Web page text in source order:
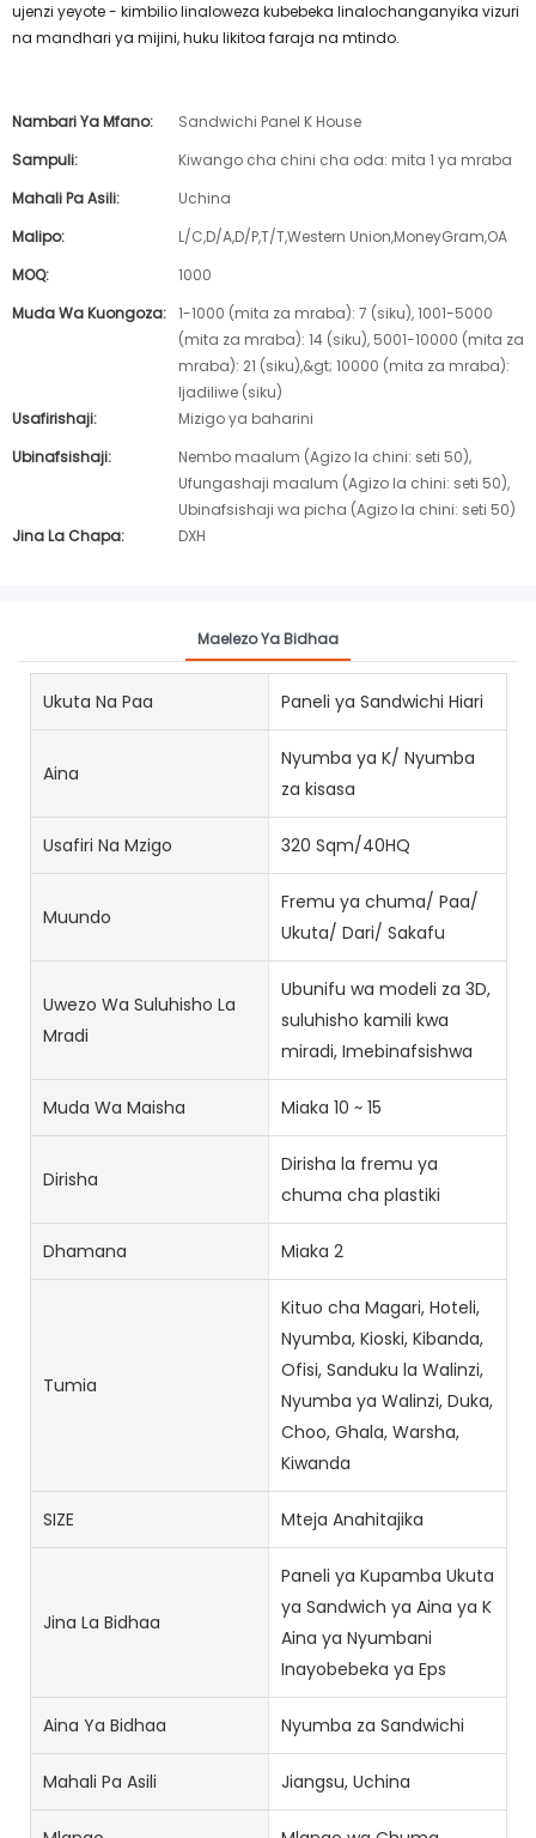
ujenzi yeyote - kimbilio linaloweza kubebeka linalochanganyika vizuri
na mandhari ya mijini, huku likitoa faraja na mtindo.
Nambari Ya Mfano:
Sandwichi Panel K House
Sampuli:
Kiwango cha chini cha oda: mita 1 ya mraba
Mahali Pa Asili:
Uchina
Malipo:
L/C,D/A,D/P,T/T,Western Union,MoneyGram,OA
MOQ:
1000
Muda Wa Kuongoza: 1-1000 (mita za mraba): 7 (siku), 1001-5000
(mita za mraba): 14 (siku), 5001-10000 (mita za
mraba): 21 (siku),&gt; 10000 (mita za mraba):
Ijadiliwe (siku)
Usafirishaji:
Mizigo ya baharini
Ubinafsishaji:
Nembo maalum (Agizo la chini: seti 50),
Ufungashaji maalum (Agizo la chini: seti 50),
Ubinafsishaji wa picha (Agizo la chini: seti 50)
Jina La Chapa:
DXH
Maelezo Ya Bidhaa
Ukuta Na Paa Paneli ya Sandwichi Hiari
Aina
Nyumba ya K/ Nyumba
za kisasa
Usafiri Na Mzigo 320 Sqm/40HQ
Muundo
Fremu ya chuma/ Paa/
Ukuta/ Dari/ Sakafu
Uwezo Wa Suluhisho La
Mradi
Ubunifu wa modeli za 3D,
suluhisho kamili kwa
miradi, Imebinafsishwa
Muda Wa Maisha Miaka 10 ~ 15
Dirisha
Dirisha la fremu ya
chuma cha plastiki
Dhamana Miaka 2
Tumia
Kituo cha Magari, Hoteli,
Nyumba, Kioski, Kibanda,
Ofisi, Sanduku la Walinzi,
Nyumba ya Walinzi, Duka,
Choo, Ghala, Warsha,
Kiwanda
SIZE Mteja Anahitajika
Jina La Bidhaa
Paneli ya Kupamba Ukuta
ya Sandwich ya Aina ya K
Aina ya Nyumbani
Inayobebeka ya Eps
Aina Ya Bidhaa Nyumba za Sandwichi
Mahali Pa Asili Jiangsu, Uchina